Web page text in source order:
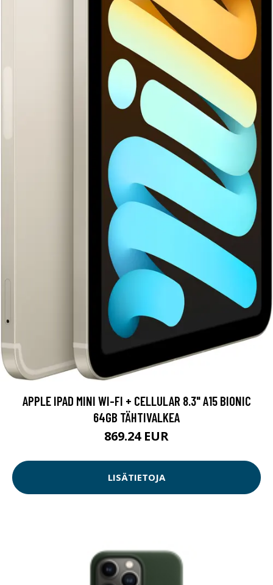
APPLE IPAD MINI WI-FI + CELLULAR 8.3" A15 BIONIC
64GB TÄHTIVALKEA
869.24 EUR
LISÄTIETOJA